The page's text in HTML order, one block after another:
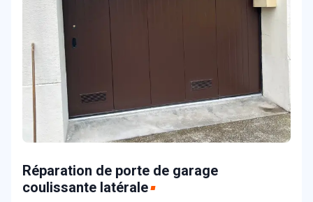
Réparation de porte de garage
coulissante latérale